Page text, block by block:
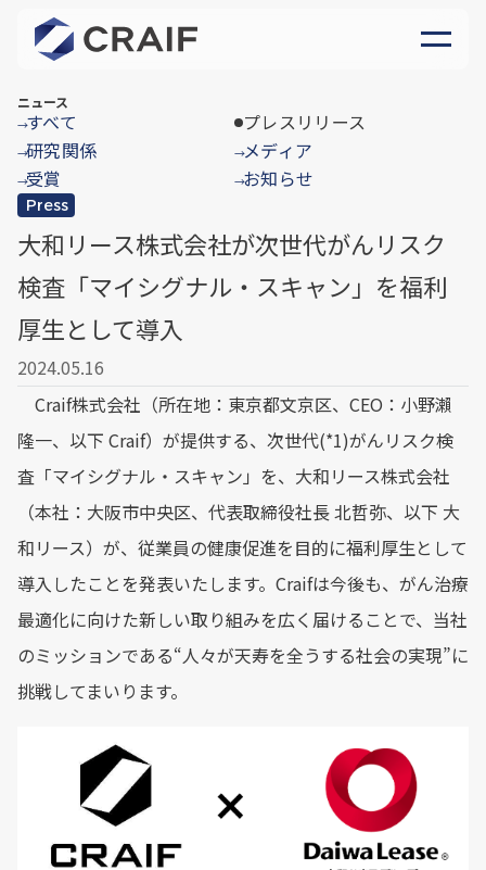
ニュース
→すべて プレスリリース
→研究関係 →メディア
→受賞 →お知らせ
Press
大和リース株式会社が次世代がんリスク
検査「マイシグナル・スキャン」を福利
厚生として導入
2024.05.16
Craif株式会社（所在地：東京都文京区、CEO：小野瀨
隆一、以下 Craif）が提供する、次世代(*1)がんリスク検
査「マイシグナル・スキャン」を、大和リース株式会社
（本社：大阪市中央区、代表取締役社長 北哲弥、以下 大
和リース）が、従業員の健康促進を目的に福利厚生として
導入したことを発表いたします。Craifは今後も、がん治療
最適化に向けた新しい取り組みを広く届けることで、当社
のミッションである“人々が天寿を全うする社会の実現”に
挑戦してまいります。